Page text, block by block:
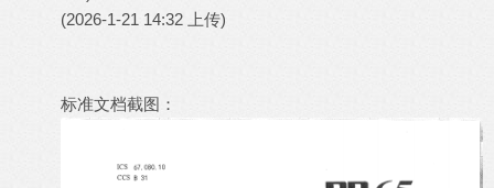
(2026-1-21 14:32 上传)
标准文档截图：